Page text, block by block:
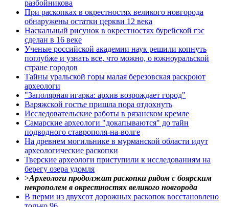
разбойникова
При раскопках в окрестностях великого новгорода
обнаружены остатки церкви 12 века
Наскальный рисунок в окрестностях бурейской гэс
сделан в 16 веке
Ученые российской академии наук решили копнуть
поглубже и узнать все, что можно, о южноуральской
стране городов
Тайны уральской горы малая березовская раскроют
археологи
"Заполярная игарка: архив возрождает город"
Варяжской гостье пришла пора отдохнуть
Исследовательские работы в рязанском кремле
Самарские археологи "докапываются" до тайн
подводного ставрополя-на-волге
На древнем могильнике в мурманской области идут
археологические раскопки
Тверские археологи приступили к исследованиям на
берегу озера удомля
>Археологи продолжат раскопки рядом с боярским
некрополем в окрестностях великого новгорода
В перми из двухсот дорожных раскопок восстановлено